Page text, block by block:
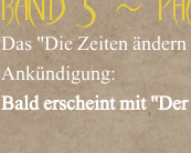
Band 5 -
Das "Die Zeiten
Ankündigung:
Bald erscheint mit "Der